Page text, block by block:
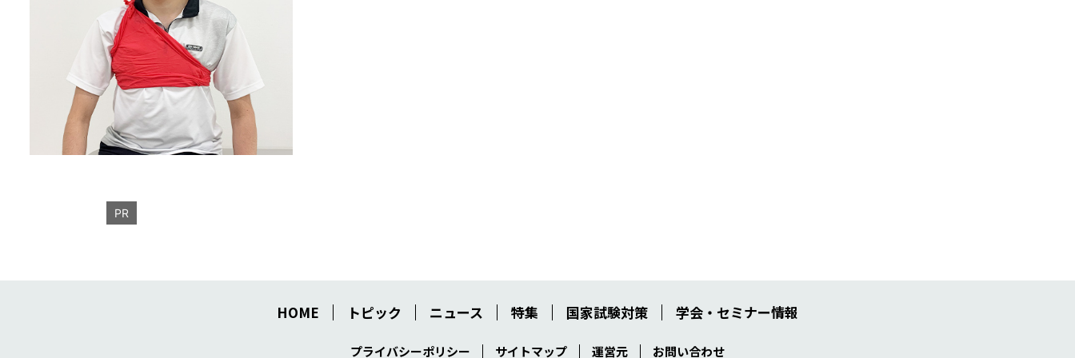
PR
HOME トピック ニュース 特集 国家試験対策 学会・セミナー情報
プライバシーポリシー サイトマップ 運営元 お問い合わせ